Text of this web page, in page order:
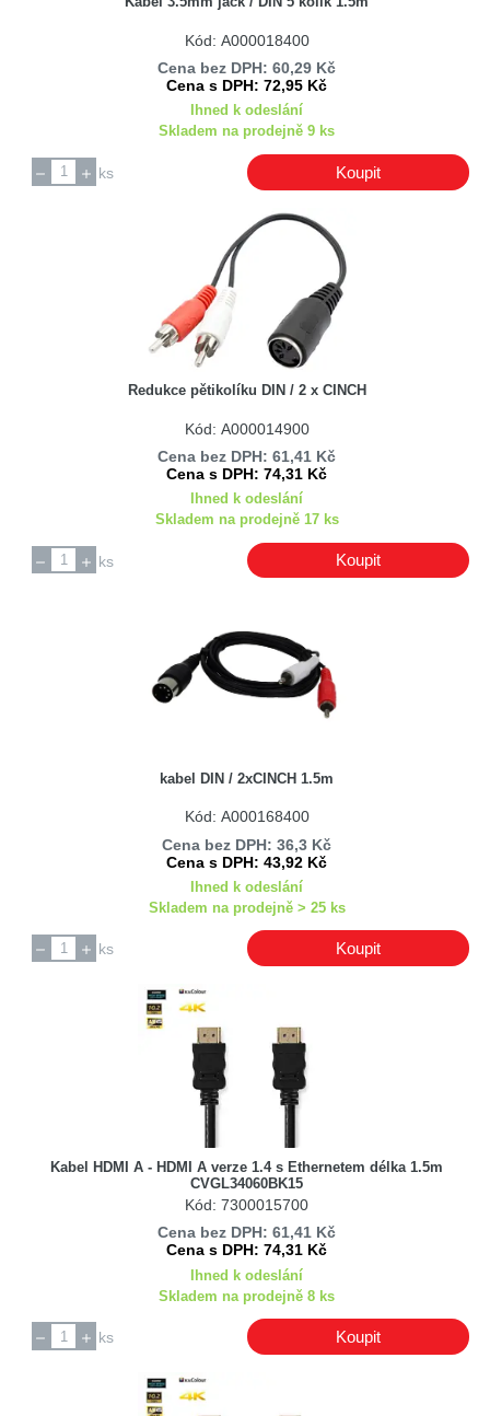
Samsung
Kód: A000018400
Cena bez DPH: 60,29 Kč
Cena s DPH: 72,95 Kč
Ihned k odeslání
Skladem na prodejně 9 ks
ks Koupit
Redukce pětikolíku DIN / 2 x CINCH
Kód: A000014900
Cena bez DPH: 61,41 Kč
Cena s DPH: 74,31 Kč
Ihned k odeslání
Skladem na prodejně 17 ks
ks Koupit
kabel DIN / 2xCINCH 1.5m
Kód: A000168400
Cena bez DPH: 36,3 Kč
Cena s DPH: 43,92 Kč
Ihned k odeslání
Skladem na prodejně > 25 ks
ks Koupit
Kabel HDMI A - HDMI A verze 1.4 s Ethernetem délka 1.5m
CVGL34060BK15
Kód: 7300015700
Cena bez DPH: 61,41 Kč
Cena s DPH: 74,31 Kč
Ihned k odeslání
Skladem na prodejně 8 ks
ks Koupit